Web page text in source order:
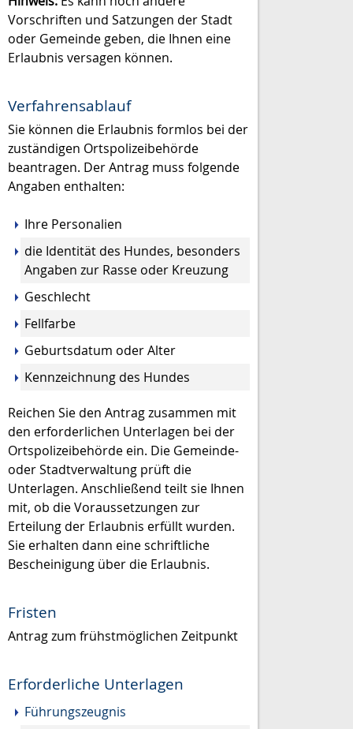
Vorschriften und Satzungen der Stadt
oder Gemeinde geben, die Ihnen eine
Erlaubnis versagen können.
Verfahrensablauf
Sie können die Erlaubnis formlos bei der
zuständigen Ortspolizeibehörde
beantragen. Der Antrag muss folgende
Angaben enthalten:
Ihre Personalien
die Identität des Hundes, besonders
Angaben zur Rasse oder Kreuzung
Geschlecht
Fellfarbe
Geburtsdatum oder Alter
Kennzeichnung des Hundes
Reichen Sie den Antrag zusammen mit
den erforderlichen Unterlagen bei der
Ortspolizeibehörde ein. Die Gemeinde-
oder Stadtverwaltung prüft die
Unterlagen. Anschließend teilt sie Ihnen
mit, ob die Voraussetzungen zur
Erteilung der Erlaubnis erfüllt wurden.
Sie erhalten dann eine schriftliche
Bescheinigung über die Erlaubnis.
Fristen
Antrag zum frühstmöglichen Zeitpunkt
Erforderliche Unterlagen
Führungszeugnis